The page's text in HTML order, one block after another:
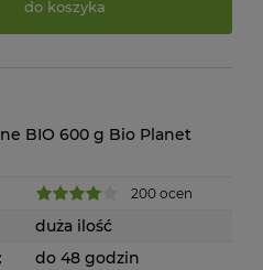
do koszyka
BIO 600 g Bio Planet
200 ocen
duża ilość
do 48 godzin